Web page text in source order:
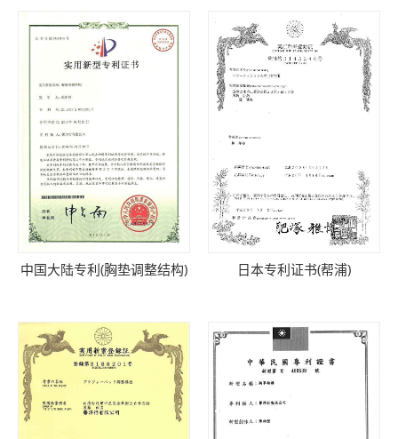
中国大陆专利(胸垫调整结构) 日本专利证书(帮浦)